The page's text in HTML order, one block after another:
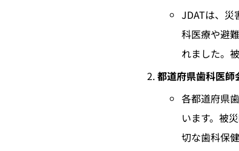
JDATは、災
科医療や避
れました。
都道府県歯科医師
各都道府県
います。被
切な歯科保